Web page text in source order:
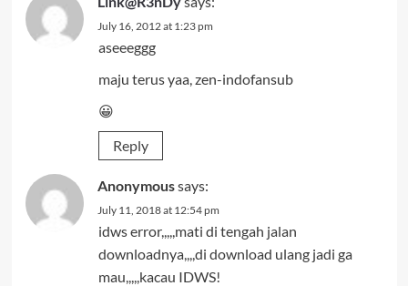
July 16, 2012 at 1:23 pm
aseeeggg
maju terus yaa, zen-indofansub
😀
Reply
Anonymoussays:
July 11, 2018 at 12:54 pm
idws error,,,,,mati di tengah jalan
downloadnya,,,,di download ulang jadi ga
mau,,,,,kacau IDWS!